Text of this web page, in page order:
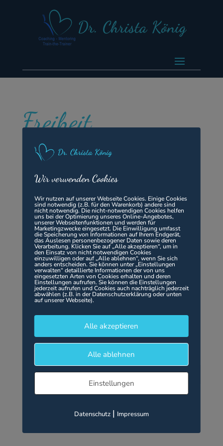
Freiheit
vonadmin |Okt. 16, 2024
Freiheit
Liebe Christa, deine Worte waren sehr klar und
intensiv für mich, genauso dass es bei mir
ankommt! Meine Gedanken gingen sehr in
Achterbahn& nun komme ich zur Ruhe und es
ist in mir eine so geniale gedankliche Freiheit
entstanden, ich könnte fast sagen
Unabhängigkeit, dasBewusstwerdenvon
„Hormonen“ und einfach es zu verstehen!
Puzzlestück zum Ganzen gereicht! Einfach
genial.
Suchen
Recent Posts
Wir verwenden Cookies
Wir nutzen auf unserer Webseite Cookies. Einige Cookies
sind notwendig (z.B. für den Warenkorb) andere sind
nicht notwendig. Die nicht-notwendigen Cookies helfen
uns bei der Optimierung unseres Online-Angebotes,
unserer Webseitenfunktionen und werden für
Marketingzwecke eingesetzt. Die Einwilligung umfasst
die Speicherung von Informationen auf Ihrem Endgerät,
das Auslesen personenbezogener Daten sowie deren
Verarbeitung. Klicken Sie auf „Alle akzeptieren“, um in
den Einsatz von nicht notwendigen Cookies
einzuwilligen oder auf „Alle ablehnen“, wenn Sie sich
anders entscheiden. Sie können unter „Einstellungen
verwalten“ detaillierte Informationen der von uns
eingesetzten Arten von Cookies erhalten und deren
Einstellungen aufrufen. Sie können die Einstellungen
jederzeit aufrufen und Cookies auch nachträglich jederzeit
abwählen (z.B. in der Datenschutzerklärung oder unten
auf unserer Webseite).
Alle akzeptieren
Alle ablehnen
Einstellungen
Datenschutz| Impressum